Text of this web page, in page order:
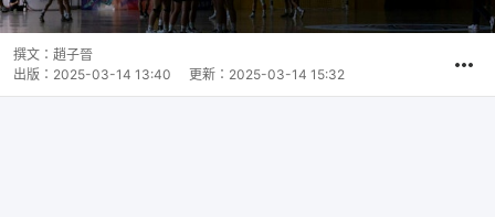
撰文： 趙子晉
出版： 2025-03-14 13:40 更新： 2025-03-14 15:32